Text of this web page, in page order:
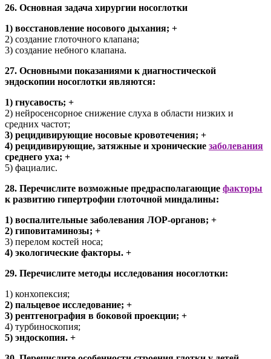
26. Основная задача хирургии носоглотки
1) восстановление носового дыхания; +
2) создание глоточного клапана;
3) создание небного клапана.
27. Основными показаниями к диагностической
эндоскопии носоглотки являются:
1) гнусавость; +
2) нейросенсорное снижение слуха в области низких и
средних частот;
3) рецидивирующие носовые кровотечения; +
4) рецидивирующие, затяжные и хронические заболевания
среднего уха; +
5) фациалис.
28. Перечислите возможные предрасполагающие факторы
к развитию гипертрофии глоточной миндалины:
1) воспалительные заболевания ЛОР-органов; +
2) гиповитаминозы; +
3) перелом костей носа;
4) экологические факторы. +
29. Перечислите методы исследования носоглотки:
1) конхопексия;
2) пальцевое исследование; +
3) рентгенография в боковой проекции; +
4) турбиноскопия;
5) эндоскопия. +